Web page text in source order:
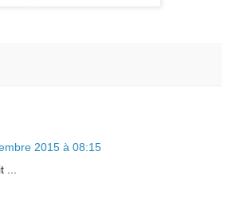
2015 à 08:15
...